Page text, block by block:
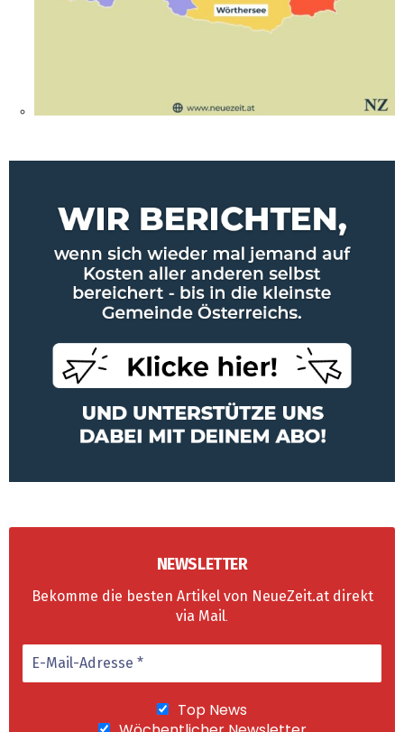
NEWSLETTER
Bekomme die besten Artikel von NeueZeit.at direkt
via Mail.
Top News